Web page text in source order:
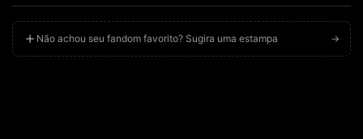
recebe o código de rastreio assim que seu produto for produzido.
WhatsApp. Recomendamos usar o guia de medidas ou o “Descubra seu
tamanho em 10 segundos” antes de comprar, pra acertar de primeira.
Não achou seu fandom favorito? Sugira uma estampa →